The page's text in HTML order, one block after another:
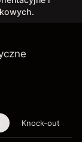
Knock-out